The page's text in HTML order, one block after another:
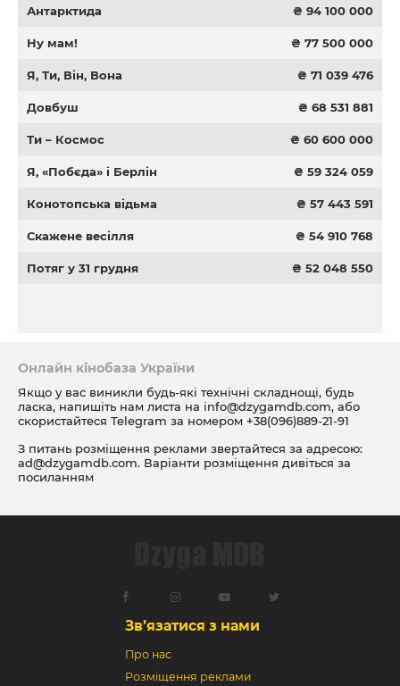
Антарктида ₴ 94 100 000
Ну мам! ₴ 77 500 000
Я, Ти, Він, Вона ₴ 71 039 476
Довбуш ₴ 68 531 881
Ти – Космос ₴ 60 600 000
Я, «Побєда» і Берлін ₴ 59 324 059
Конотопська відьма ₴ 57 443 591
Скажене весілля ₴ 54 910 768
Потяг у 31 грудня ₴ 52 048 550
Онлайн кінобаза України
Якщо у вас виникли будь-які технічні складнощі, будь
ласка, напишіть нам листа на info@dzygamdb.com, або
скористайтеся Telegram за номером +38(096)889-21-91
З питань розміщення реклами звертайтеся за адресою:
ad@dzygamdb.com. Варіанти розміщення дивіться за
посиланням
Зв’язатися з нами
Про нас
Розміщення реклами